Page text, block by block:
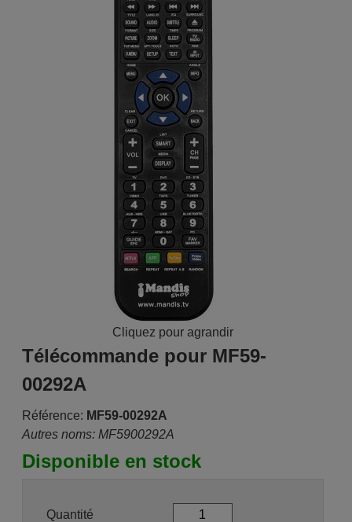
Cliquez pour agrandir
Télécommande pour MF59-
00292A
Référence: MF59-00292A
Autres noms: MF5900292A
Disponible en stock
Quantité